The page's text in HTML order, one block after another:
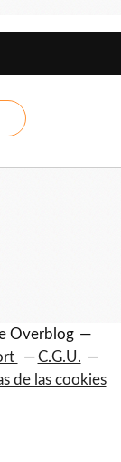
Overblog
C.G.U.
de las cookies